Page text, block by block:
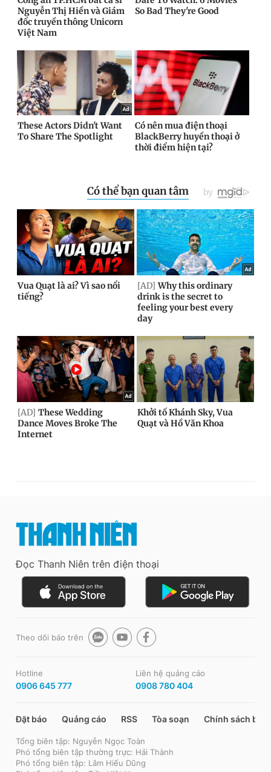
Đọc Thanh Niên trên điện thoại
Theo dõi báo trên
Hotline
0906 645 777
Liên hệ quảng cáo
0908 780 404
Đặt báo Quảng cáo RSS Tòa soạn Chính sách bảo
Tổng biên tập: Nguyễn Ngọc Toàn
Phó tổng biên tập thường trực: Hải Thành
Phó tổng biên tập: Lâm Hiếu Dũng